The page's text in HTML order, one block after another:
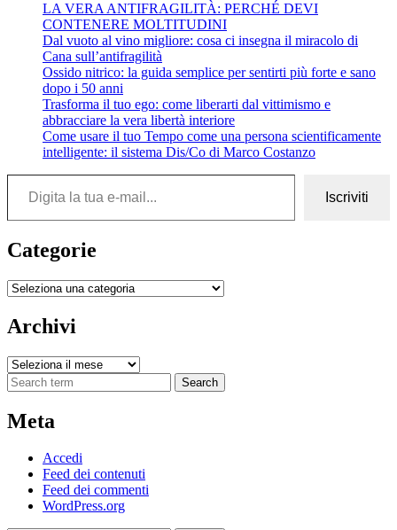
LA VERA ANTIFRAGILITÀ: PERCHÉ DEVI
CONTENERE MOLTITUDINI
Dal vuoto al vino migliore: cosa ci insegna il miracolo di
Cana sull’antifragilità
Ossido nitrico: la guida semplice per sentirti più forte e sano
dopo i 50 anni
Trasforma il tuo ego: come liberarti dal vittimismo e
abbracciare la vera libertà interiore
Come usare il tuo Tempo come una persona scientificamente
intelligente: il sistema Dis/Co di Marco Costanzo
Digita la tua e-mail...
Iscriviti
Categorie
Categorie
Archivi
Archivi
Search
Meta
Accedi
Feed dei contenuti
Feed dei commenti
WordPress.org